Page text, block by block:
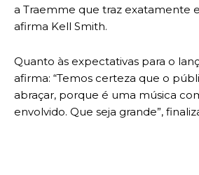
a Traemme que traz exatamente
afirma Kell Smith.
Quanto às expectativas para o
afirma: “Temos certeza que o
abraçar, porque é uma música
envolvido. Que seja grande”,